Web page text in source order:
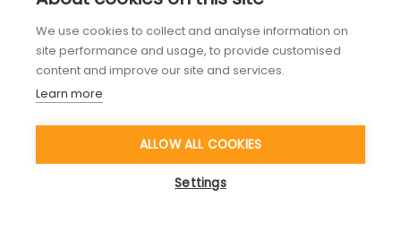
We use cookies to collect and analyse information on
site performance and usage, to provide customised
content and improve our site and services.
Learn more
ALLOW ALL COOKIES
Settings